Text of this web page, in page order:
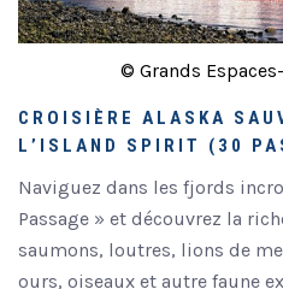
© Grands
CROISIÈRE ALASKA
L’ISLAND SPIRIT (30
Naviguez dans les fjords
Passage » et découvrez la
saumons, loutres, lions de
ours, oiseaux et autre faune